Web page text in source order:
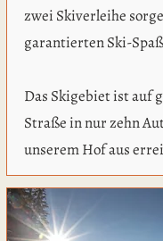
zwei Skiverleihe
garantierten Ski-
Das Skigebiet ist auf
Straße in nur zehn
unserem Hof aus